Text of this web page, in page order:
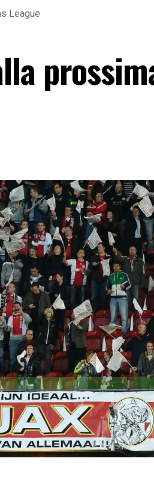
League